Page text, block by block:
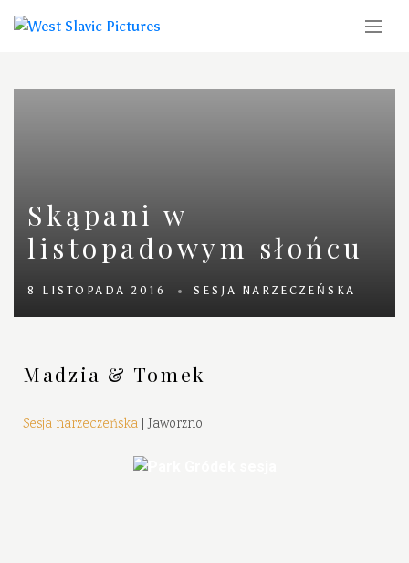
Skąpani w
listopadowym słońcu
8 LISTOPADA 2016 SESJA NARZECZEŃSKA
Madzia & Tomek
Sesja narzeczeńska | Jaworzno